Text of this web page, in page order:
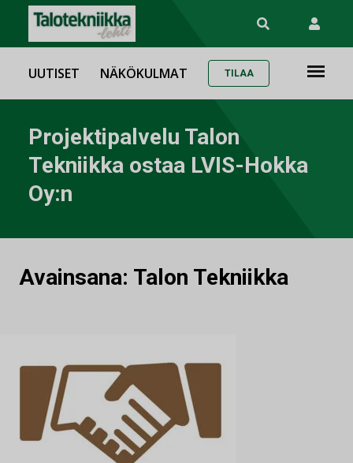
UUTISET NÄKÖKULMAT TILAA
Projektipalvelu Talon
Tekniikka ostaa LVIS-Hokka
Oy:n
Avainsana: Talon Tekniikka